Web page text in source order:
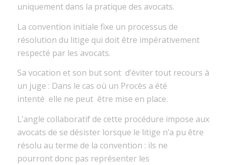
uniquement dans la pratique des avocats.
La convention initiale fixe un processus de
résolution du litige qui doit être impérativement
respecté par les avocats.
Sa vocation et son but sont d’évitertout recours à
un juge : Dans le cas où un Procès a été
intenté elle ne peut être mise en place.
L’angle collaboratif de cette procédure impose aux
avocats de se désister lorsque le litige n’a pu être
résolu au terme de la convention : ils ne
pourront donc pas représenter les